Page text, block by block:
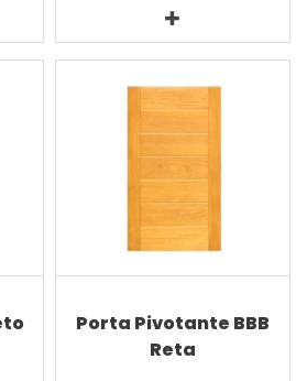
Porta Pivotante BBB
Reta